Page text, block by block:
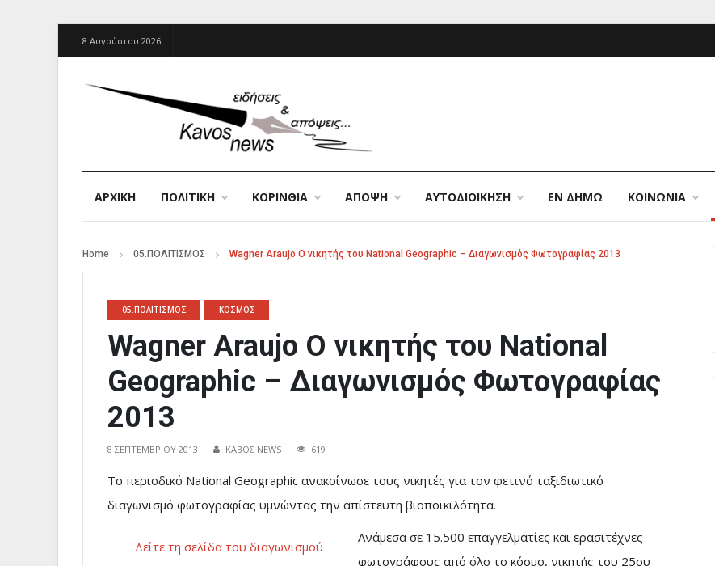
8 Αυγούστου 2026
ΑΡΧΙΚΉ ΠΟΛΙΤΙΚΗ ΚΟΡΙΝΘΙΑ ΑΠΟΨΗ ΑΥΤΟΔΙΟΙΚΗΣΗ ΕΝ ΔΗΜΩ ΚΟΙΝΩΝΙΑ
Home 05.ΠΟΛΙΤΙΣΜΟΣ Wagner Araujo Ο νικητής του National Geographic – Διαγωνισμός Φωτογραφίας 2013
05.ΠΟΛΙΤΙΣΜΟΣ ΚΟΣΜΟΣ
Wagner Araujo Ο νικητής του National
Geographic – Διαγωνισμός Φωτογραφίας
2013
8 ΣΕΠΤΕΜΒΡΊΟΥ 2013 ΚΑΒΟΣ NEWS 619
Το περιοδικό National Geographic ανακοίνωσε τους νικητές για τον φετινό ταξιδιωτικό
διαγωνισμό φωτογραφίας υμνώντας την απίστευτη βιοποικιλότητα.
Δείτε τη σελίδα του διαγωνισμού
Ανάμεσα σε 15.500 επαγγελματίες και ερασιτέχνες
φωτογράφους από όλο το κόσμο, νικητής του 25ου